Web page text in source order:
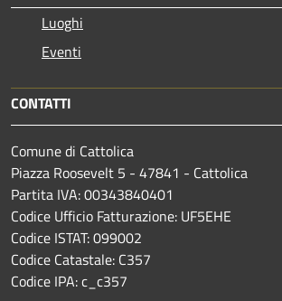
Luoghi
Eventi
CONTATTI
Comune di Cattolica
Piazza Roosevelt 5 - 47841 - Cattolica
Partita IVA: 00343840401
Codice Ufficio Fatturazione: UF5EHE
Codice ISTAT: 099002
Codice Catastale: C357
Codice IPA: c_c357